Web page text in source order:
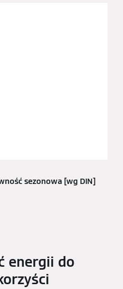
sezonowa [wg DIN]
energii do